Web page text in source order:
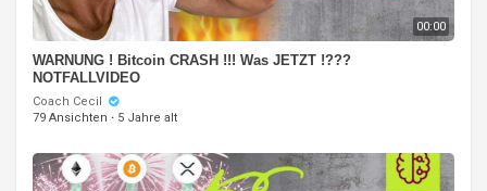
00:00
WARNUNG ! Bitcoin CRASH !!! Was JETZT !???
NOTFALLVIDEO
Coach Cecil
79 Ansichten · 5 Jahre alt